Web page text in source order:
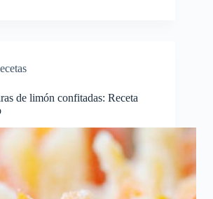
de limón confitadas: Receta